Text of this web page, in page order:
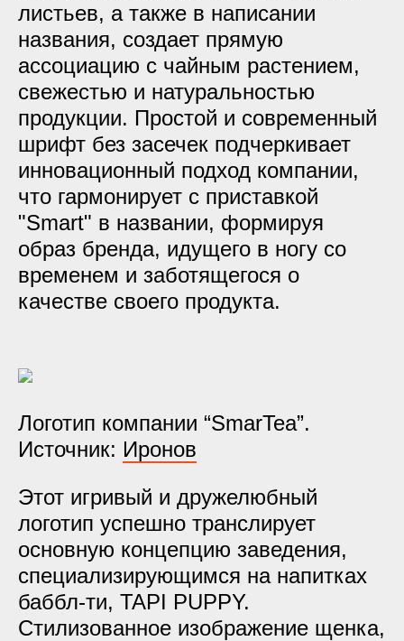
листьев, а также в написании
названия, создает прямую
ассоциацию с чайным растением,
свежестью и натуральностью
продукции. Простой и современный
шрифт без засечек подчеркивает
инновационный подход компании,
что гармонирует с приставкой
"Smart" в названии, формируя
образ бренда, идущего в ногу со
временем и заботящегося о
качестве своего продукта.
Логотип компании “SmarTea”.
Источник: Иронов
Этот игривый и дружелюбный
логотип успешно транслирует
основную концепцию заведения,
специализирующимся на напитках
баббл-ти, TAPI PUPPY.
Стилизованное изображение щенка,